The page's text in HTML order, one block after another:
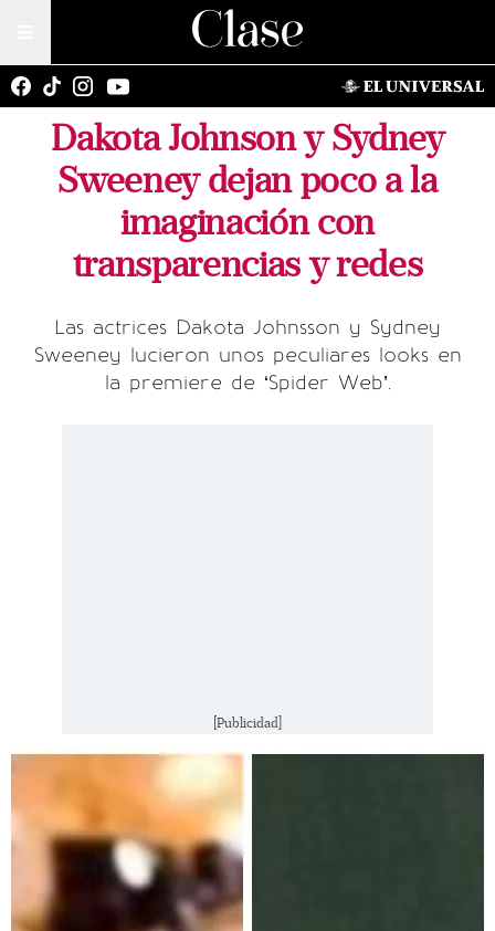
Dakota Johnson y Sydney
Sweeney dejan poco a la
imaginación con
transparencias y redes
Las actrices Dakota Johnsson y Sydney
Sweeney lucieron unos peculiares looks en
la premiere de ‘Spider Web’.
[Publicidad]